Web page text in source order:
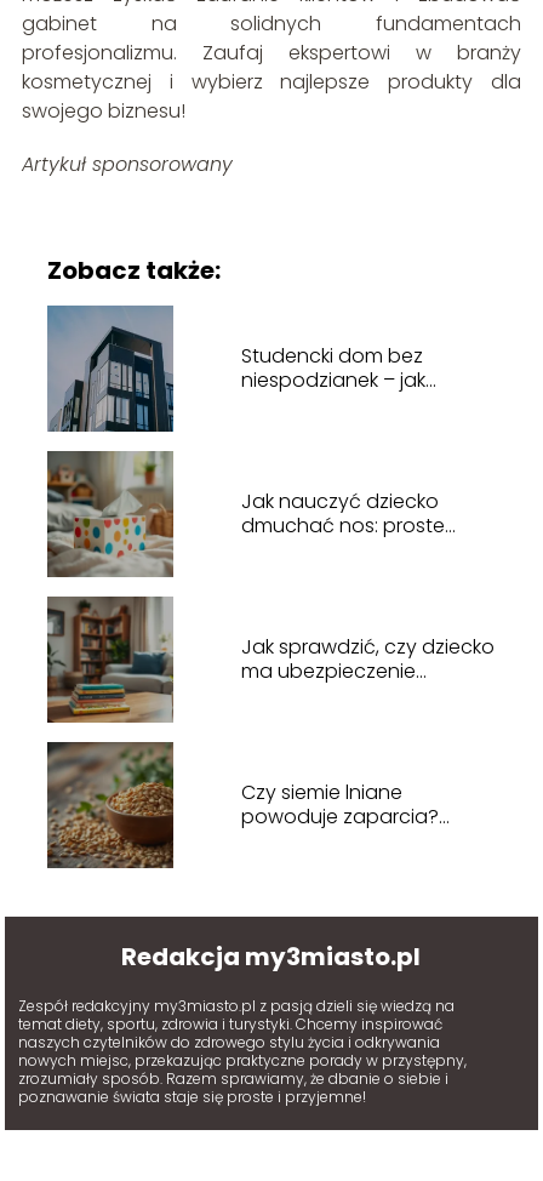
gabinet na solidnych fundamentach
profesjonalizmu. Zaufaj ekspertowi w branży
kosmetycznej i wybierz najlepsze produkty dla
swojego biznesu!
Artykuł sponsorowany
Zobacz także:
Studencki dom bez
niespodzianek – jak
Jak nauczyć dziecko
dmuchać nos: proste
Jak sprawdzić, czy dziecko
ma ubezpieczenie
Czy siemie lniane
powoduje zaparcia?
Redakcja my3miasto.pl
Zespół redakcyjny my3miasto.pl z pasją dzieli się wiedzą na
temat diety, sportu, zdrowia i turystyki. Chcemy inspirować
naszych czytelników do zdrowego stylu życia i odkrywania
nowych miejsc, przekazując praktyczne porady w przystępny,
zrozumiały sposób. Razem sprawiamy, że dbanie o siebie i
poznawanie świata staje się proste i przyjemne!